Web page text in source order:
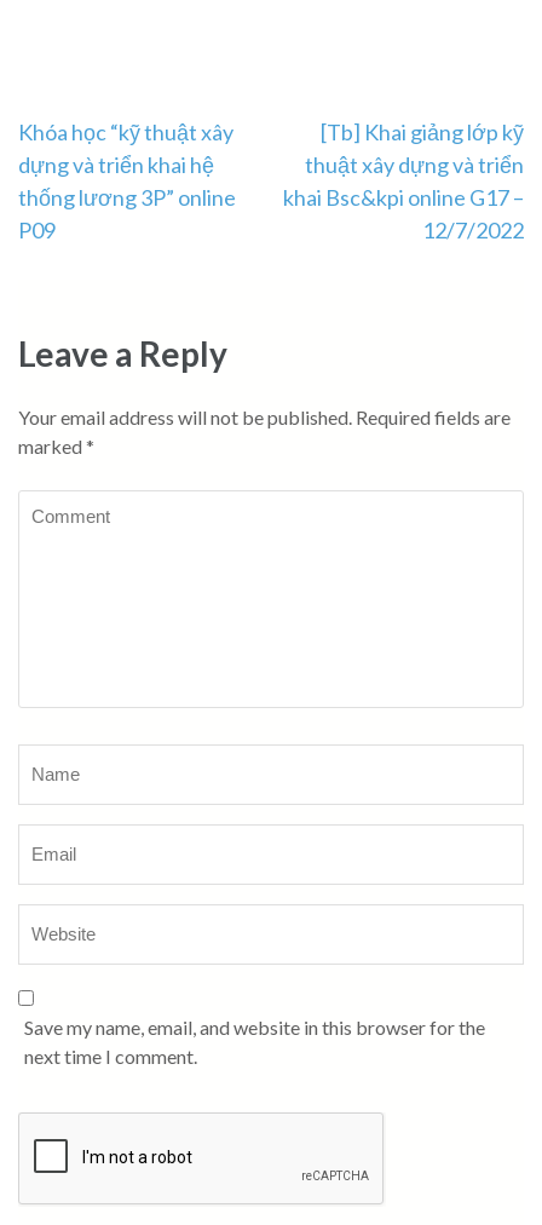
Post
navigation
Khóa học “kỹ thuật xây
dựng và triển khai hệ
thống lương 3P” online
P09
[Tb] Khai giảng lớp kỹ
thuật xây dựng và triển
khai Bsc&kpi online G17 –
12/7/2022
Leave a Reply
Your email address will not be published. Required fields are
marked *
Save my name, email, and website in this browser for the
next time I comment.